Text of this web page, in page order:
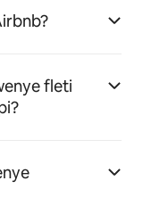
fleti